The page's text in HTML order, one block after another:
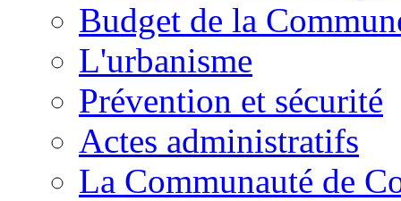
Budget de la
L'urbanisme
Prévention et sécurité
Actes administratifs
La Communauté de